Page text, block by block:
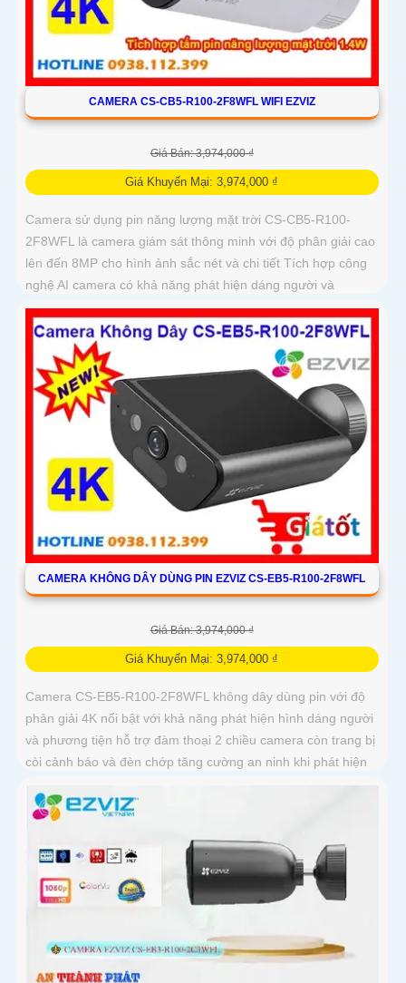
CAMERA CS-CB5-R100-2F8WFL WIFI EZVIZ
Giá Bán: 3,974,000 ₫
Giá Khuyến Mại: 3,974,000 ₫
Camera sử dụng pin năng lượng mặt trời CS-CB5-R100-
2F8WFL là camera giám sát thông minh với độ phân giải cao
lên đến 8MP cho hình ảnh sắc nét và chi tiết Tích hợp công
nghệ AI camera có khả năng phát hiện dáng người và
phương tiện báo động khi phát hiện xâm nhập Thiết kế bền
bỉ chống nước IP65 phù hợp lắp đặt trong mọi điều kiện thời
tiết. Camera An Ninh CS-CB5-R100-2F8WFL có khả năng còi
hú, đèn chớp báo động, Wifi Không Dây, chức năng AI deep
learning phân biệt người & phương tiện
CAMERA KHÔNG DÂY DÙNG PIN EZVIZ CS-EB5-R100-2F8WFL
Giá Bán: 3,974,000 ₫
Giá Khuyến Mại: 3,974,000 ₫
Camera CS-EB5-R100-2F8WFL không dây dùng pin với độ
phân giải 4K nổi bật với khả năng phát hiện hình dáng người
và phương tiện hỗ trợ đàm thoại 2 chiều camera còn trang bị
còi cảnh báo và đèn chớp tăng cường an ninh khi phát hiện
và pin sạc đạt chuẩn IP65 chống nước và bụi giúp hoạt động